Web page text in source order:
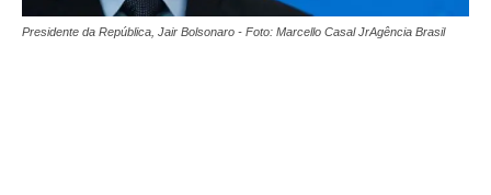
Presidente da República, Jair Bolsonaro - Foto: Marcello Casal JrAgência Brasil